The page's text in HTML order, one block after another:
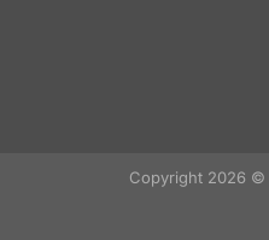
Copyright 2026 ©